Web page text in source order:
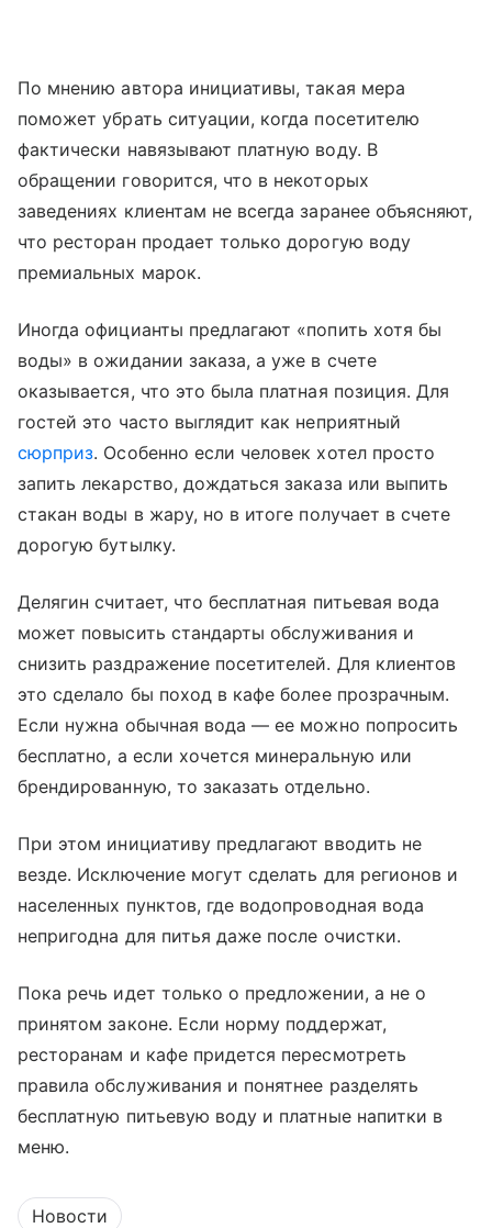
По мнению автора инициативы, такая мера
поможет убрать ситуации, когда посетителю
фактически навязывают платную воду. В
обращении говорится, что в некоторых
заведениях клиентам не всегда заранее объясняют,
что ресторан продает только дорогую воду
премиальных марок.
Иногда официанты предлагают «попить хотя бы
воды» в ожидании заказа, а уже в счете
оказывается, что это была платная позиция. Для
гостей это часто выглядит как неприятный
сюрприз. Особенно если человек хотел просто
запить лекарство, дождаться заказа или выпить
стакан воды в жару, но в итоге получает в счете
дорогую бутылку.
Делягин считает, что бесплатная питьевая вода
может повысить стандарты обслуживания и
снизить раздражение посетителей. Для клиентов
это сделало бы поход в кафе более прозрачным.
Если нужна обычная вода — ее можно попросить
бесплатно, а если хочется минеральную или
брендированную, то заказать отдельно.
При этом инициативу предлагают вводить не
везде. Исключение могут сделать для регионов и
населенных пунктов, где водопроводная вода
непригодна для питья даже после очистки.
Пока речь идет только о предложении, а не о
принятом законе. Если норму поддержат,
ресторанам и кафе придется пересмотреть
правила обслуживания и понятнее разделять
бесплатную питьевую воду и платные напитки в
меню.
Новости